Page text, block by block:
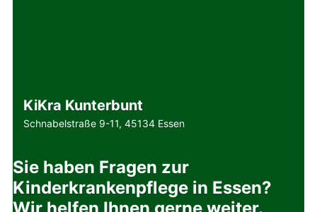
KiKra Kunterbunt
Schnabelstraße 9-11, 45134 Essen
Sie haben Fragen zur
Kinderkrankenpflege in Essen?